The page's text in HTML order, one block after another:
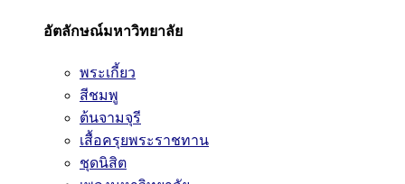
อัตลักษณ์มหาวิทยาลัย
พระเกี้ยว
สีชมพู
ต้นจามจุรี
เสื้อครุยพระราชทาน
ชุดนิสิต